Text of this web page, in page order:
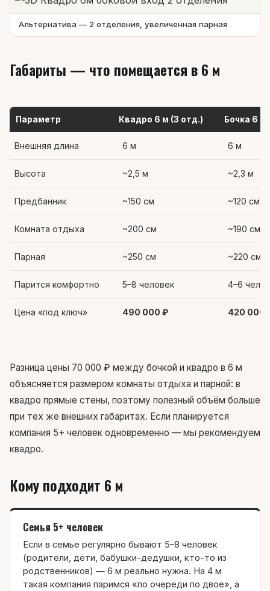
Альтернатива — 2 отделения, увеличенная парная
Габариты — что помещается в 6 м
Параметр Квадро 6 м (3 отд.) Бочка 6
Внешняя длина 6 м 6 м
Высота ~2,5 м ~2,3 м
Предбанник ~150 см ~120 см
Комната отдыха ~200 см ~190 см
Парная ~250 см ~220 см
Парится комфортно 5–8 человек 4–6
Цена «под ключ» 490 000 ₽ 420 000
Разница цены 70 000 ₽ между бочкой и квадро в 6 м
объясняется размером комнаты отдыха и парной: в
квадро прямые стены, поэтому полезный объём больше
при тех же внешних габаритах. Если планируется
компания 5+ человек одновременно — мы рекомендуем
квадро.
Кому подходит 6 м
Семья 5+ человек
Если в семье регулярно бывают 5–8 человек
(родители, дети, бабушки-дедушки, кто-то из
родственников) — 6 м реально нужна. На 4 м
такая компания паримся «по очереди по двое», а